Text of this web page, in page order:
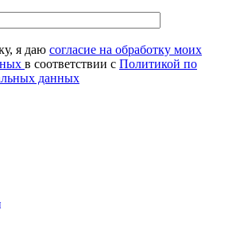
я даю согласие на обработку моих
в соответствии с Политикой по
данных